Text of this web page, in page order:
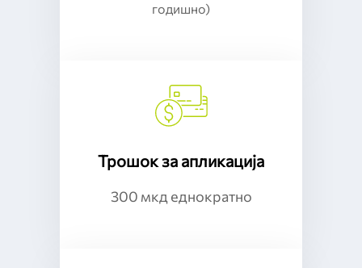
годишно)
Трошок за апликација
300 мкд еднократно